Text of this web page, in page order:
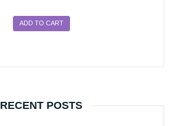
ADD TO CART
RECENT POSTS